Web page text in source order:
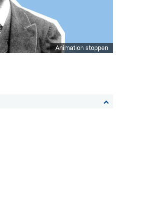
Animation stoppen